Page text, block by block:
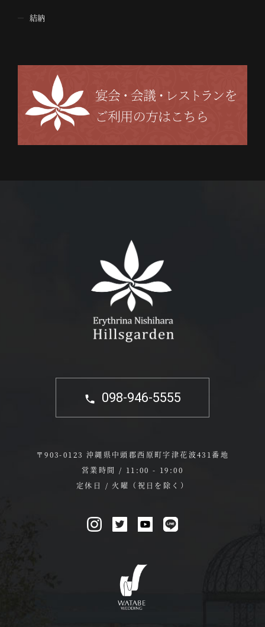
結納
098-946-5555
〒903-0123 沖縄県中頭郡西原町字津花波431番地
営業時間 / 11:00 - 19:00
定休日 / 火曜（祝日を除く）